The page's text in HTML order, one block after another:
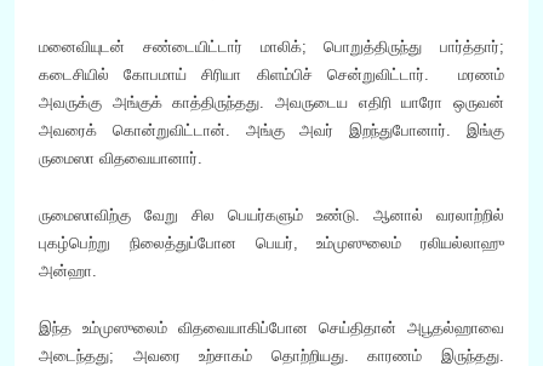
மனைவியுடன் சண்டையிட்டார் மாலிக்; பொறுத்திருந்து பார்த்தார்;
கடைசியில் கோபமாய் சிரியா கிளம்பிச் சென்றுவிட்டார். மரணம்
அவருக்கு அங்குக் காத்திருந்தது. அவருடைய எதிரி யாரோ ஒருவன்
அவரைக் கொன்றுவிட்டான். அங்கு அவர் இறந்துபோனார். இங்கு
ருமைஸா விதவையானார்.
ருமைஸாவிற்கு வேறு சில பெயர்களும் உண்டு. ஆனால் வரலாற்றில்
புகழ்பெற்று நிலைத்துப்போன பெயர், உம்முஸுலைம் ரலியல்லாஹு
அன்ஹா.
இந்த உம்முஸுலைம் விதவையாகிப்போன செய்திதான் அபூதல்ஹாவை
அடைந்தது; அவரை உற்சாகம் தொற்றியது. காரணம் இருந்தது.